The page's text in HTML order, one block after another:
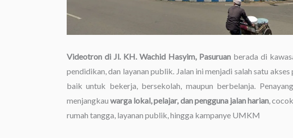
Videotron di Jl. KH. Wachid Hasyim, Pasuruan berada di
pendidikan, dan layanan publik. Jalan ini menjadi salah satu
baik untuk bekerja, bersekolah, maupun berbelanja.
menjangkauwarga lokal, pelajar, dan pengguna jalan harian ,
rumah tangga, layanan publik, hingga kampanye UMKM